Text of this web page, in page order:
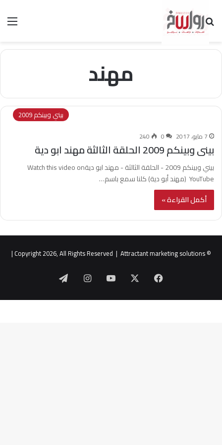
بحث عن
مهند
بيني وبينكم 2009
7 مايو، 2017 0
240
بينى وبينكم 2009 الحلقة الثالثة مهند ابو دية
بيني وبينكم 2009 - الحلقة الثالثة - مهند ابو ديةWatch this video on
YouTube (مهند أبو دية) كلنا سمع باسم…
أكمل القراءة »
© Copyright 2026, All Rights Reserved |
Attractant marketing solutions
|
فيسبوك ‫YouTube انستقرام